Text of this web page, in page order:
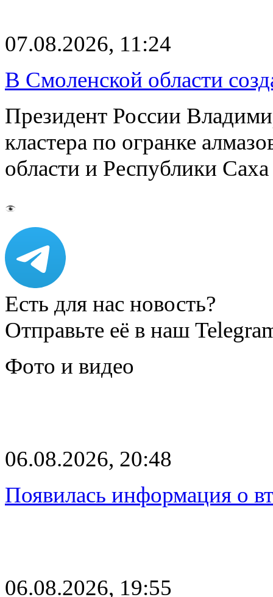
07.08.2026, 11:24
В Смоленской области
Президент России
кластера по огранке
области и Республики
Есть для нас новость?
Отправьте её в наш
Фото и видео
06.08.2026, 20:48
Появилась информация о
06.08.2026, 19:55